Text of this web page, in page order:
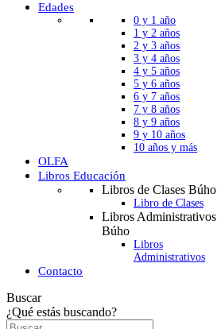
Edades
0 y 1 año
1 y 2 años
2 y 3 años
3 y 4 años
4 y 5 años
5 y 6 años
6 y 7 años
7 y 8 años
8 y 9 años
9 y 10 años
10 años y más
OLFA
Libros Educación
Libros de Clases Búho
Libro de Clases
Libros Administrativos
Búho
Libros
Administrativos
Contacto
Buscar
¿Qué estás buscando?